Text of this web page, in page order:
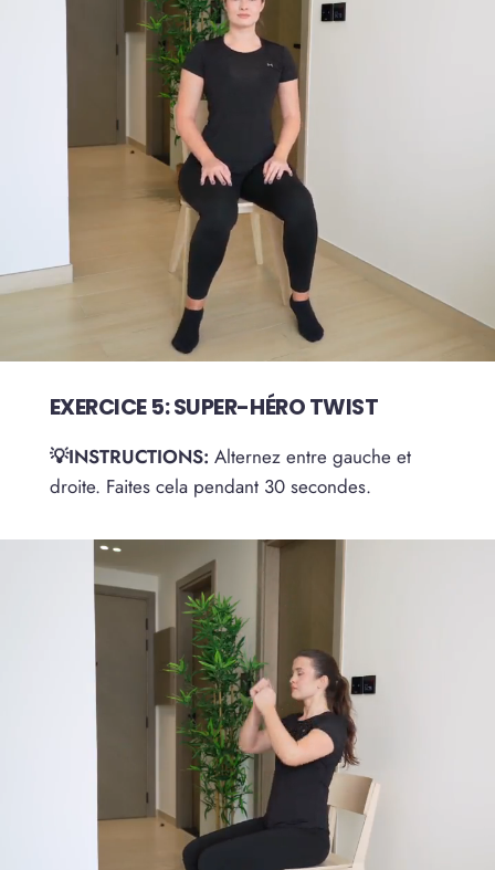
EXERCICE 5: SUPER-HÉRO TWIST
💡INSTRUCTIONS: Alternez entre gauche et
droite. Faites cela pendant 30 secondes.